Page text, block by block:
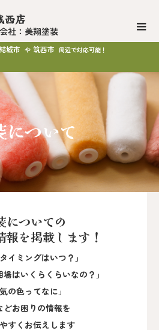
西店
社：美翔塗装
城市 や 筑西市 周辺で対応可能！
について
についての
報を掲載します！
イミングはいつ？」
場はいくらくらいなの？」
気の色ってなに」
どお困りの情報を
すくお伝えします